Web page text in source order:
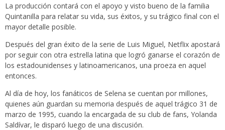
La producción contará con el apoyo y visto bueno de la familia
Quintanilla para relatar su vida, sus éxitos, y su trágico final con el
mayor detalle posible.
Después del gran éxito de la serie de Luis Miguel, Netflix apostará
por seguir con otra estrella latina que logró ganarse el corazón de
los estadounidenses y latinoamericanos, una proeza en aquel
entonces.
Al día de hoy, los fanáticos de Selena se cuentan por millones,
quienes aún guardan su memoria después de aquel trágico 31 de
marzo de 1995, cuando la encargada de su club de fans, Yolanda
Saldívar, le disparó luego de una discusión.